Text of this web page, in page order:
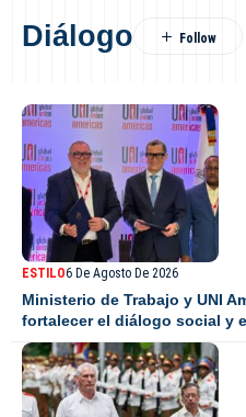
Diálogo
ESTILO6 De Agosto De 2026
Ministerio de Trabajo y UNI
fortalecer el diálogo social y